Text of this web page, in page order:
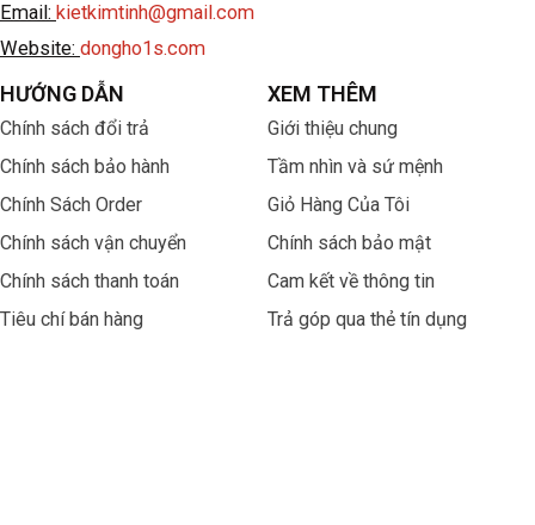
Email: kietkimtinh@gmail.com
Website: dongho1s.com
HƯỚNG DẪN
Chính sách đổi trả
Chính sách bảo hành
Chính Sách Order
Chính sách vận chuyển
Chính sách thanh toán
Tiêu chí bán hàng
XEM THÊM
Giới thiệu chung
Tầm nhìn và sứ mệnh
Giỏ Hàng Của Tôi
Chính sách bảo mật
Cam kết về thông tin
Trả góp qua thẻ tín dụng